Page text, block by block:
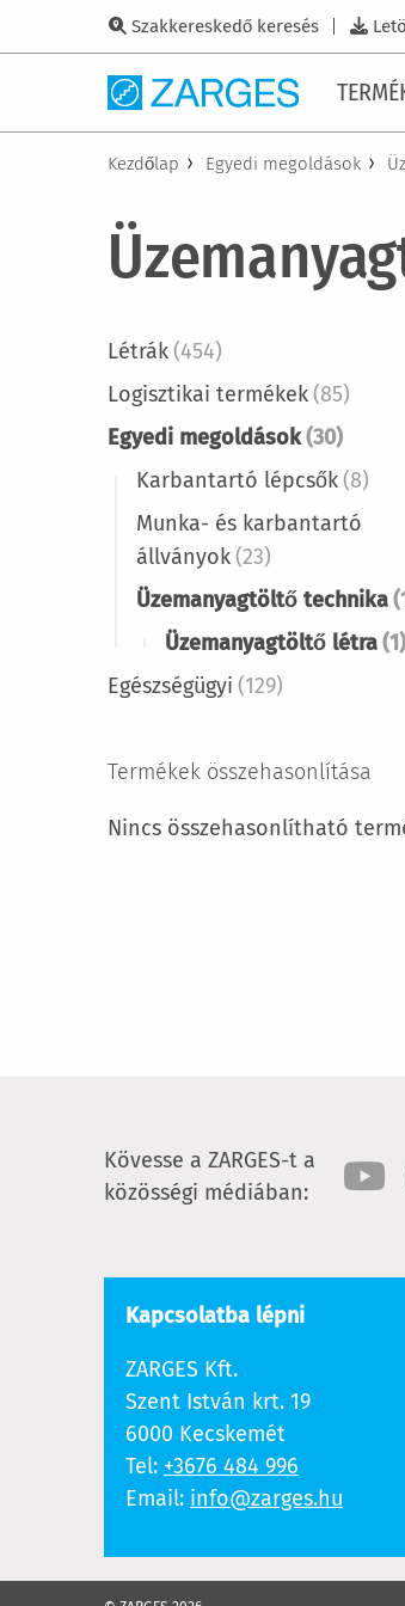
Szakkereskedő keresés
Kezdőlap Egyedi megoldások
Létrák(454)
Logisztikai termékek(85)
Egyedi megoldások(30)
Karbantartó lépcsők(8)
Munka- és karbantartó
állványok(23)
Üzemanyagtöltő technika
Üzemanyagtöltő létra(1)
Egészségügyi (129)
Termékek összehasonlítása
Nincs összehasonlítható
Kövesse a ZARGES-t a
közösségi médiában:
Kapcsolatba lépni
ZARGES Kft.
Szent István krt. 19
6000 Kecskemét
Tel: +3676 484 996
Email: info@zarges.hu